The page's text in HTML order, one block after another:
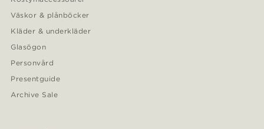
Väskor & plånböcker
Kläder & underkläder
Glasögon
Personvård
Presentguide
Archive Sale